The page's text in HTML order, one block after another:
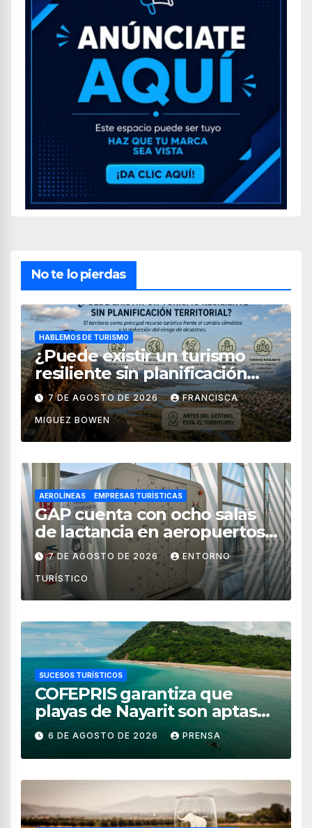
No te lo pierdas
HABLEMOS DE TURISMO
¿Puede existir un turismo
resiliente sin planificación
territorial?
7 DE AGOSTO DE 2026 FRANCISCA
MIGUEZ BOWEN
AEROLÍNEAS EMPRESAS TURÍSTICAS
GAP cuenta con ocho salas
de lactancia en aeropuertos
de México
7 DE AGOSTO DE 2026 ENTORNO
TURÍSTICO
SUCESOS TURÍSTICOS
COFEPRIS garantiza que
playas de Nayarit son aptas
para uso recreativo
6 DE AGOSTO DE 2026 PRENSA